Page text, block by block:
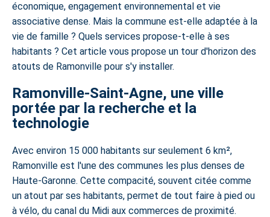
économique, engagement environnemental et vie
associative dense. Mais la commune est-elle adaptée à la
vie de famille ? Quels services propose-t-elle à ses
habitants ? Cet article vous propose un tour d'horizon des
atouts de Ramonville pour s'y installer.
Ramonville-Saint-Agne, une ville
portée par la recherche et la
technologie
Avec environ 15 000 habitants sur seulement 6 km²,
Ramonville est l'une des communes les plus denses de
Haute-Garonne. Cette compacité, souvent citée comme
un atout par ses habitants, permet de tout faire à pied ou
à vélo, du canal du Midi aux commerces de proximité.